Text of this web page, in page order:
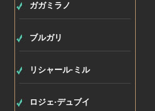
ガガミラノ
ブルガリ
リシャール·ミル
ロジェ·デュブイ